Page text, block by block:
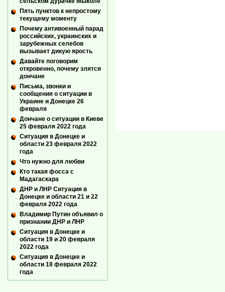
Пять пунктов к непростому
текущему моменту
Почему антивоенный парад
российских, украинских и
зарубежных селебов
вызывает дикую ярость
Давайте поговорим
откровенно, почему злятся
дончане
Письма, звонки и
сообщения о ситуации в
Украине и Донецке 26
февраля
Дончане о ситуации в Киеве
25 февраля 2022 года
Ситуация в Донецке и
области 23 февраля 2022
года
Что нужно для любви
Кто такая фосса с
Мадагаскара
ДНР и ЛНР Ситуация в
Донецке и области 21 и 22
февраля 2022 года
Владимир Путин объявил о
признании ДНР и ЛНР
Ситуация в Донецке и
области 19 и 20 февраля
2022 года
Ситуация в Донецке и
области 18 февраля 2022
года